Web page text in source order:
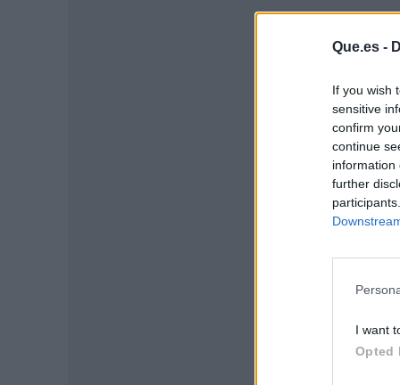
Que.es -
If you wish
sensitive
confirm
continue
information
further
I want
Opted